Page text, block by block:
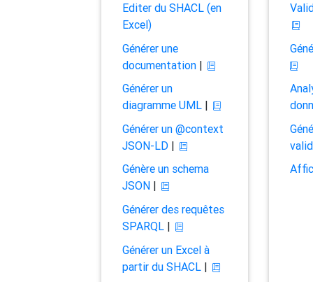
Editer du SHACL (en
Excel)
Générer une
documentation|
Générer un
diagramme UML|
Générer un @context
JSON-LD|
Génère un schema
JSON|
Générer des requêtes
SPARQL|
Générer un Excel à
partir du SHACL|